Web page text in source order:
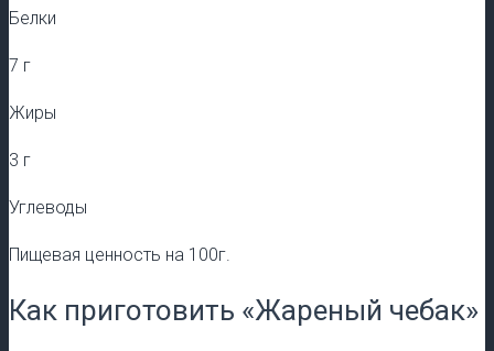
Белки
7 г
Жиры
3 г
Углеводы
Пищевая ценность на 100г.
Как приготовить «Жареный чебак»